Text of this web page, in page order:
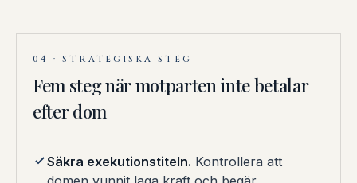
04 · STRATEGISKA STEG
Fem steg när motparten inte betalar
efter dom
Säkra exekutionstiteln. Kontrollera att